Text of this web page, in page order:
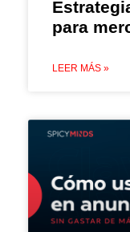
para
LEER MÁS »